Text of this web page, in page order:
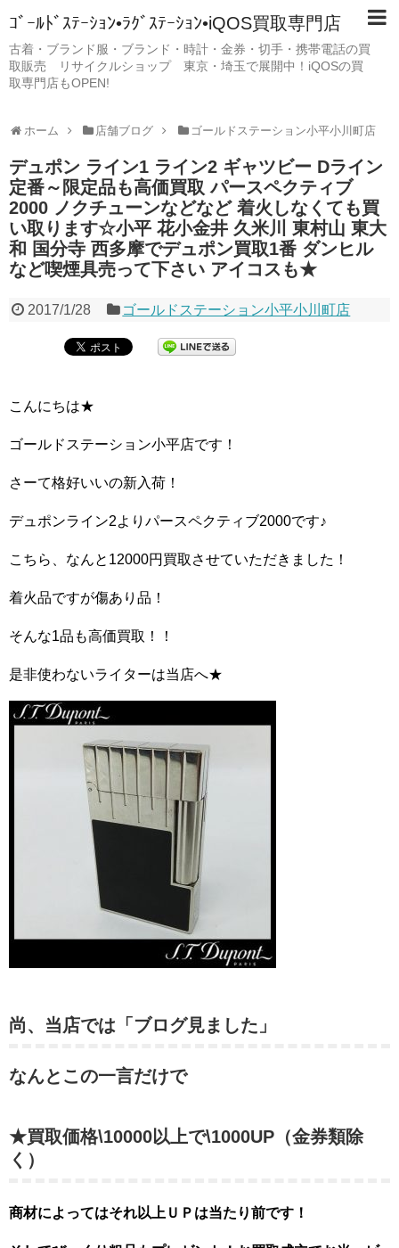
ｺﾞｰﾙﾄﾞｽﾃｰｼｮﾝ•ﾗｸﾞｽﾃｰｼｮﾝ•iQOS買取専門店
古着・ブランド服・ブランド・時計・金券・切手・携帯電話の買
取販売 リサイクルショップ 東京・埼玉で展開中！iQOSの買
取専門店もOPEN!
ホーム 店舗ブログ ゴールドステーション小平小川町店
デュポン ライン1 ライン2 ギャツビー Dライン
定番～限定品も高価買取 パースペクティブ
2000 ノクチューンなどなど 着火しなくても買
い取ります☆小平 花小金井 久米川 東村山 東大
和 国分寺 西多摩でデュポン買取1番 ダンヒル
など喫煙具売って下さい アイコスも★
2017/1/28 ゴールドステーション小平小川町店
こんにちは★
ゴールドステーション小平店です！
さーて格好いいの新入荷！
デュポンライン2よりパースペクティブ2000です♪
こちら、なんと12000円買取させていただきました！
着火品ですが傷あり品！
そんな1品も高価買取！！
是非使わないライターは当店へ★
尚、当店では「ブログ見ました」
なんとこの一言だけで
★買取価格\10000以上で\1000UP（金券類除
く）
商材によってはそれ以上ＵＰは当たり前です！